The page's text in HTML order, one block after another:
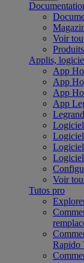
Voir
Applis,
App
App
App
App
Voir
Tutos pro
Rapido